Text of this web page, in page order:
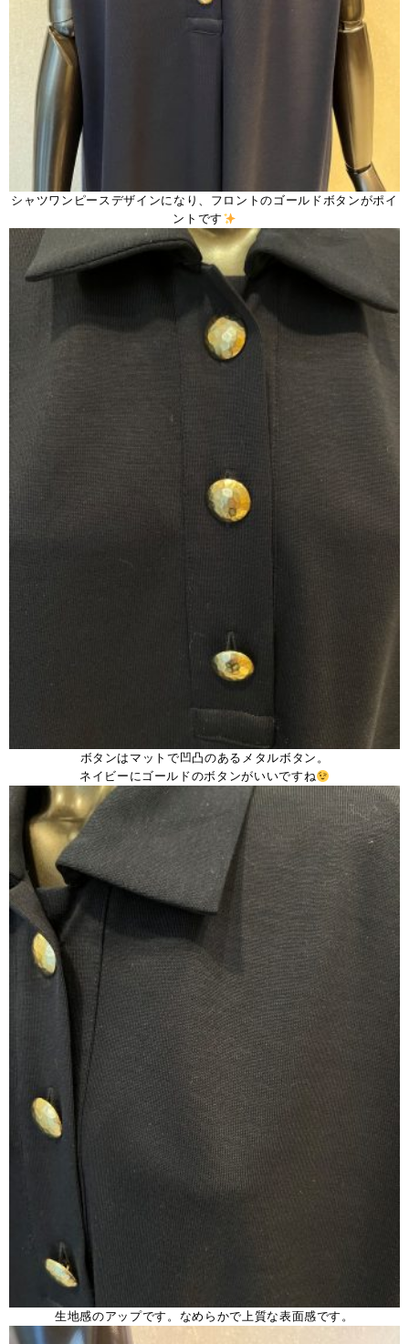
シャツワンピースデザインになり、フロントのゴールドボタンがポイ
ントです
ボタンはマットで凹凸のあるメタルボタン。
ネイビーにゴールドのボタンがいいですね
生地感のアップです。なめらかで上質な表面感です。